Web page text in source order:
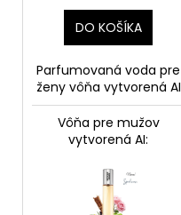
DO KOŠÍKA
Parfumovaná voda pre
ženy vôňa vytvorená AI
Vôňa pre mužov
vytvorená AI: